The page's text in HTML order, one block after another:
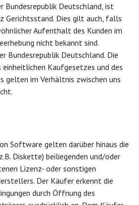
Bundesrepublik Deutschland, ist
Gerichtsstand. Dies gilt auch, falls
Aufenthalt des Kunden im
nicht bekannt sind.
Bundesrepublik Deutschland. Die
einheitlichen Kaufgesetzes und des
gelten im Verhältnis zwischen uns
Software gelten darüber hinaus die
Diskette) beiliegenden und/oder
Lizenz- oder sonstigen
Der Käufer erkennt die
durch Öffnung des